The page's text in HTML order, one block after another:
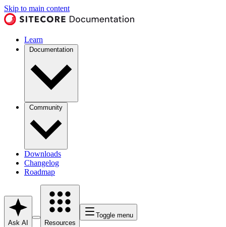
Skip to main content
Learn
Documentation
Community
Downloads
Changelog
Roadmap
Ask AI Resources
Toggle menu